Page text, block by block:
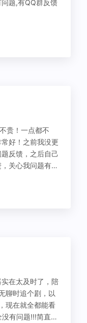
题,有QQ群反馈
贵！一点都不
好！之前我没更
反馈，之后自己
关心我问题有没
在太及时了，陪
聊时追个剧，以
现在就全都能看
有问题!!!简直救